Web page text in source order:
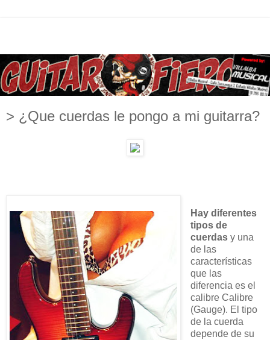
> ¿Que cuerdas le pongo a mi guitarra?
Hay diferentes
tipos de
cuerdasy una
de las
características
que las
diferencia es el
calibre Calibre
(Gauge). El tipo
de la cuerda
depende de su